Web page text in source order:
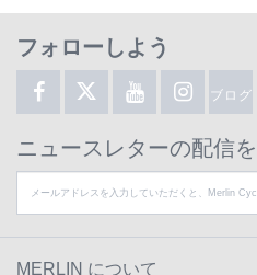
フォローしよう
ブログ
ニュースレターの配信を
MERLIN について